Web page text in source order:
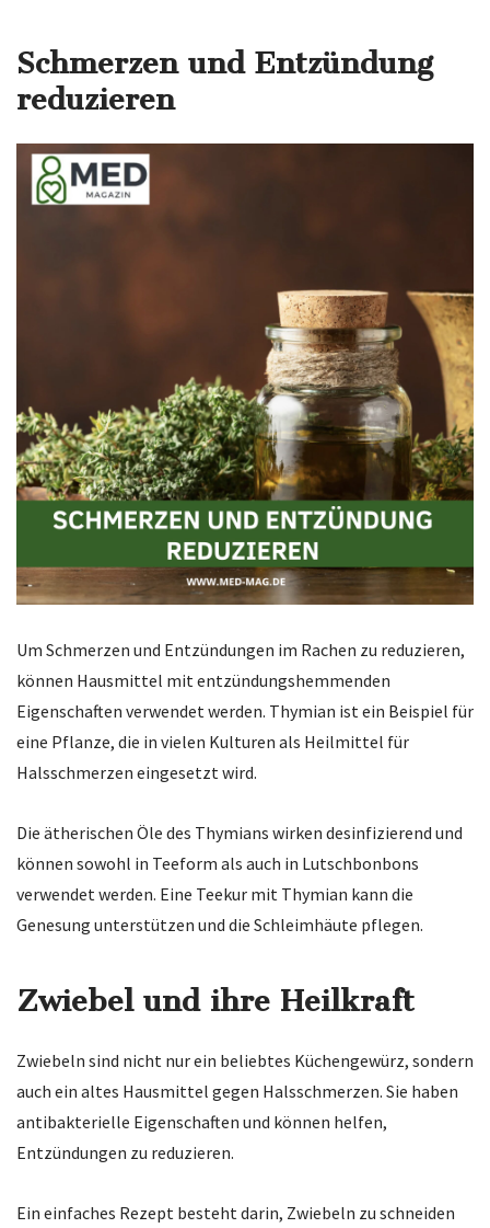
Schmerzen und Entzündung
reduzieren
Um Schmerzen und Entzündungen im Rachen zu reduzieren,
können Hausmittel mit entzündungshemmenden
Eigenschaften verwendet werden. Thymian ist ein Beispiel für
eine Pflanze, die in vielen Kulturen als Heilmittel für
Halsschmerzen eingesetzt wird.
Die ätherischen Öle des Thymians wirken desinfizierend und
können sowohl in Teeform als auch in Lutschbonbons
verwendet werden. Eine Teekur mit Thymian kann die
Genesung unterstützen und die Schleimhäute pflegen.
Zwiebel und ihre Heilkraft
Zwiebeln sind nicht nur ein beliebtes Küchengewürz, sondern
auch ein altes Hausmittel gegen Halsschmerzen. Sie haben
antibakterielle Eigenschaften und können helfen,
Entzündungen zu reduzieren.
Ein einfaches Rezept besteht darin, Zwiebeln zu schneiden